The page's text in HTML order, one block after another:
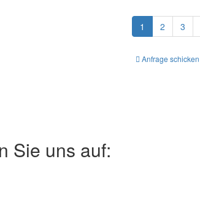
1 2 3
Anfrage schicken
Sie uns auf: